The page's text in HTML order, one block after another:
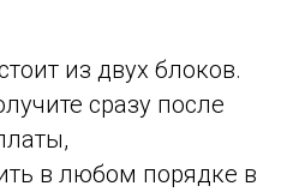
из двух блоков.
сразу после
в любом порядке в